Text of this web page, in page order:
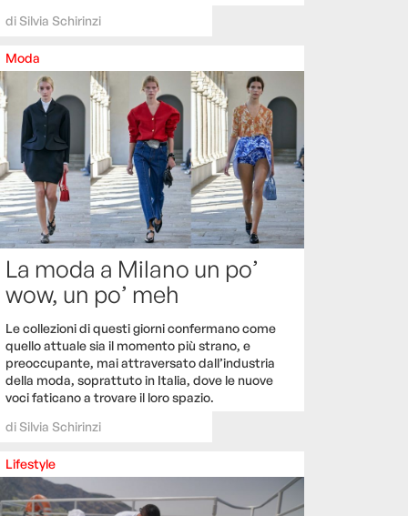
diSilvia Schirinzi
Moda
La moda a Milano un po’
wow, un po’ meh
Le collezioni di questi giorni confermano come
quello attuale sia il momento più strano, e
preoccupante, mai attraversato dall’industria
della moda, soprattuto in Italia, dove le nuove
voci faticano a trovare il loro spazio.
diSilvia Schirinzi
Lifestyle